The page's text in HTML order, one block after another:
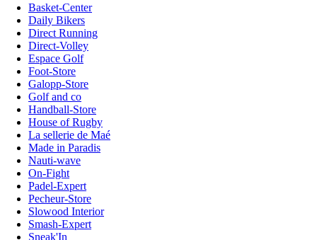
Basket-Center
Daily Bikers
Direct Running
Direct-Volley
Espace Golf
Foot-Store
Galopp-Store
Golf and co
Handball-Store
House of Rugby
La sellerie de Maé
Made in Paradis
Nauti-wave
On-Fight
Padel-Expert
Pecheur-Store
Slowood Interior
Smash-Expert
Sneak'In